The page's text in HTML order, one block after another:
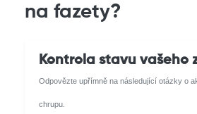
na fazety?
Kontrola stavu vašeho
Odpovězte upřímně na následující otázky o
chrupu.